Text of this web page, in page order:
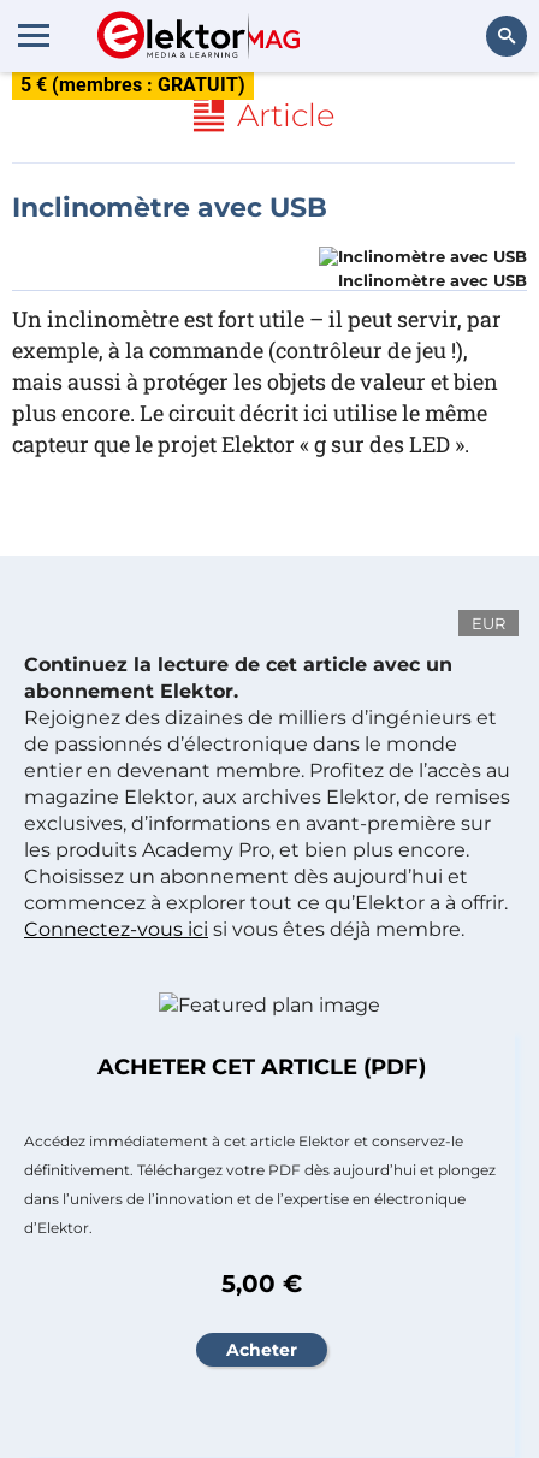
5 € (membres : GRATUIT)
Article
Inclinomètre avec USB
Inclinomètre avec USB
Un inclinomètre est fort utile – il peut servir, par
exemple, à la commande (contrôleur de jeu !),
mais aussi à protéger les objets de valeur et bien
plus encore. Le circuit décrit ici utilise le même
capteur que le projet Elektor « g sur des LED ».
EUR
Continuez la lecture de cet article avec un
abonnement Elektor.
Rejoignez des dizaines de milliers d’ingénieurs et
de passionnés d’électronique dans le monde
entier en devenant membre. Profitez de l’accès au
magazine Elektor, aux archives Elektor, de remises
exclusives, d’informations en avant-première sur
les produits Academy Pro, et bien plus encore.
Choisissez un abonnement dès aujourd’hui et
commencez à explorer tout ce qu’Elektor a à offrir.
Connectez-vous ici si vous êtes déjà membre.
ACHETER CET ARTICLE (PDF)
Accédez immédiatement à cet article Elektor et conservez-le
définitivement. Téléchargez votre PDF dès aujourd’hui et plongez
dans l’univers de l’innovation et de l’expertise en électronique
d’Elektor.
5,00 €